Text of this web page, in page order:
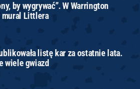
by wygrywać”. W Warrington
mural Littlera
listę kar za ostatnie lata.
wiele gwiazd